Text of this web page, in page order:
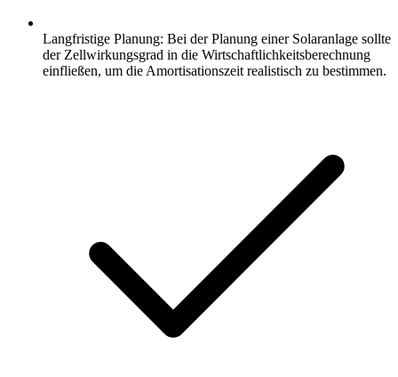
Langfristige Planung: Bei der Planung einer Solaranlage sollte
der Zellwirkungsgrad in die Wirtschaftlichkeitsberechnung
einfließen, um die Amortisationszeit realistisch zu bestimmen.